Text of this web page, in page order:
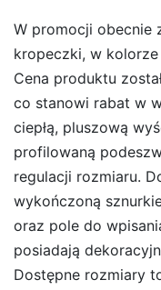
W promocji obecnie
kropeczki, w
Cena produktu
co stanowi rabat w
ciepłą, pluszową
profilowaną
regulacji rozmiaru.
wykończoną
oraz pole do
posiadają
Dostępne rozmiary